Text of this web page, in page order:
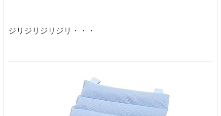
ジリジリジリジリ・・・